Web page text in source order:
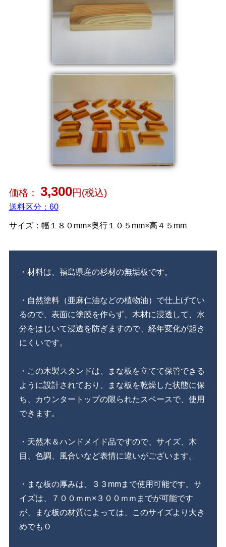
価格： 3,300円(税込)
送料区分：60
サイズ：幅１８０mm×奥行１０５mm×高４５mm
・材料は、福島県産の杉材の無垢板です。
・自然塗料（亜麻仁油などの植物油）で仕上げてい
るので、表面に塗膜を作らず、木材に浸透して、水
分をはじいて浸透を防ぎますので、経年変化が起き
にくいです。
・この木製スタンドは、まな板を立てて保管できる
ように設計されており、まな板を乾燥した状態に保
ち、カウンタートップの限られたスペースで、使用
できます。
・天然木＆ハンドメイド品ですので、サイズ、木
目、色調、風合いなど表情に違いがございます。
・まな板の厚みは、３３mmまで使用可能です。サ
イズは、７００ｍｍ×３００ｍｍまでが可能です
が、まな板の材質によっては、このサイズより大き
めでもＯ